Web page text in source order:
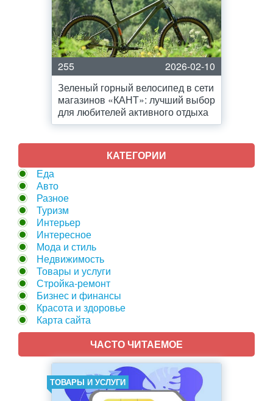
255
2026-02-10
Зеленый горный велосипед в сети
магазинов «КАНТ»: лучший выбор
для любителей активного отдыха
КАТЕГОРИИ
Еда
Авто
Разное
Туризм
Интерьер
Интересное
Мода и стиль
Недвижимость
Товары и услуги
Стройка-ремонт
Бизнес и финансы
Красота и здоровье
Карта сайта
ЧАСТО ЧИТАЕМОЕ
ТОВАРЫ И УСЛУГИ